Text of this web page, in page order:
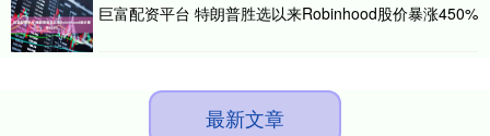
巨富配资平台 特朗普胜选以来Robinhood股价暴涨450%
最新文章